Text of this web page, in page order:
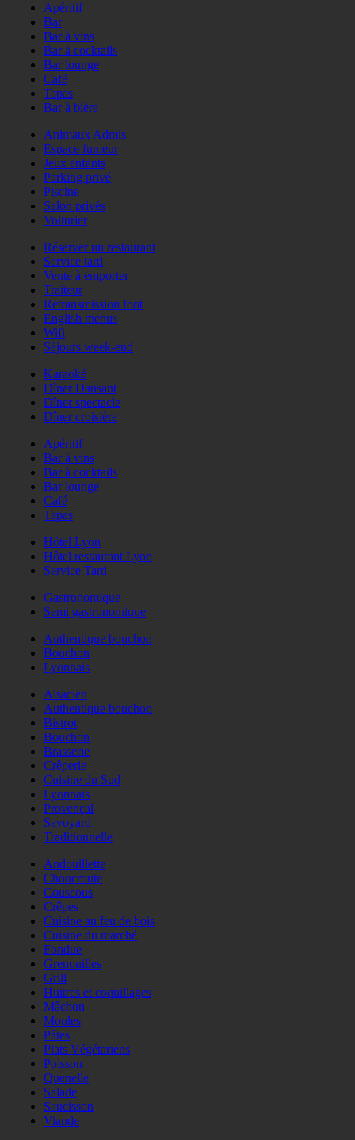
Apéritif
Bar
Bar à vins
Bar à cocktails
Bar lounge
Café
Tapas
Bar à bière
Animaux Admis
Espace fumeur
Jeux enfants
Parking privé
Piscine
Salon privés
Voiturier
Réserver un restaurant
Service tard
Vente à emporter
Traiteur
Retransmission foot
English menus
Wifi
Séjours week-end
Karaoké
Dîner Dansant
Dîner spectacle
Dîner croisière
Apéritif
Bar à vins
Bar à cocktails
Bar lounge
Café
Tapas
Hôtel Lyon
Hôtel restaurant Lyon
Service Tard
Gastronomique
Semi gastronomique
Authentique bouchon
Bouchon
Lyonnais
Alsacien
Authentique bouchon
Bistrot
Bouchon
Brasserie
Crêperie
Cuisine du Sud
Lyonnais
Provençal
Savoyard
Traditionnelle
Andouillette
Choucroute
Couscous
Crêpes
Cuisine au feu de bois
Cuisine du marché
Fondue
Grenouilles
Grill
Huitres et coquillages
Mâchon
Moules
Pâtes
Plats Végétariens
Poisson
Quenelle
Salade
Saucisson
Viande